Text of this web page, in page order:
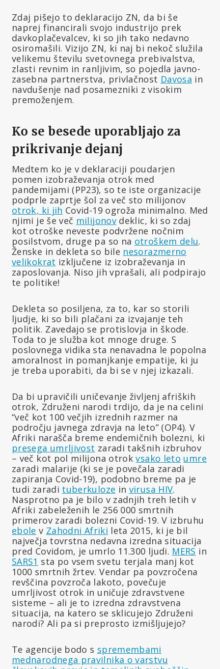
Zdaj pišejo to deklaracijo ZN, da bi še
naprej financirali svojo industrijo prek
davkoplačevalcev, ki so jih tako nedavno
osiromašili. Vizijo ZN, ki naj bi nekoč služila
velikemu številu svetovnega prebivalstva,
zlasti revnim in ranljivim, so pojedla javno-
zasebna partnerstva, privlačnost Davosa in
navdušenje nad posamezniki z visokim
premoženjem.
Ko se besede uporabljajo za
prikrivanje dejanj
Medtem ko je v deklaraciji poudarjen
pomen izobraževanja otrok med
pandemijami (PP23), so te iste organizacije
podprle zaprtje šol za več sto milijonov
otrok, ki jih Covid-19 ogroža minimalno. Med
njimi je še več milijonov deklic, ki so zdaj
kot otroške neveste podvržene nočnim
posilstvom, druge pa so na otroškem delu.
Ženske in dekleta so bile nesorazmerno
velikokrat izključene iz izobraževanja in
zaposlovanja. Niso jih vprašali, ali podpirajo
te politike!
Dekleta so posiljena, za to, kar so storili
ljudje, ki so bili plačani za izvajanje teh
politik. Zavedajo se protislovja in škode.
Toda to je služba kot mnoge druge. S
poslovnega vidika sta nenavadna le popolna
amoralnost in pomanjkanje empatije, ki ju
je treba uporabiti, da bi se v njej izkazali.
Da bi upravičili uničevanje življenj afriških
otrok, Združeni narodi trdijo, da je na celini
“več kot 100 večjih izrednih razmer na
področju javnega zdravja na leto” (OP4). V
Afriki narašča breme endemičnih bolezni, ki
presega umrljivost zaradi takšnih izbruhov
– več kot pol milijona otrokvsako leto umre
zaradi malarije (ki se je povečala zaradi
zapiranja Covid-19), podobno breme pa je
tudi zaradi tuberkuloze in virusa HIV.
Nasprotno pa je bilo v zadnjih treh letih v
Afriki zabeleženih le 256 000 smrtnih
primerov zaradi bolezni Covid-19. V izbruhu
ebole v Zahodni Afriki leta 2015, ki je bil
največja tovrstna nedavna izredna situacija
pred Covidom, je umrlo 11.300 ljudi. MERS in
SARS1 sta po vsem svetu terjala manj kot
1000 smrtnih žrtev. Vendar pa povzročena
revščina povzroča lakoto, povečuje
umrljivost otrok in uničuje zdravstvene
sisteme – ali je to izredna zdravstvena
situacija, na katero se sklicujejo Združeni
narodi? Ali pa si preprosto izmišljujejo?
Te agencije bodo s spremembami
mednarodnega pravilnika o varstvu